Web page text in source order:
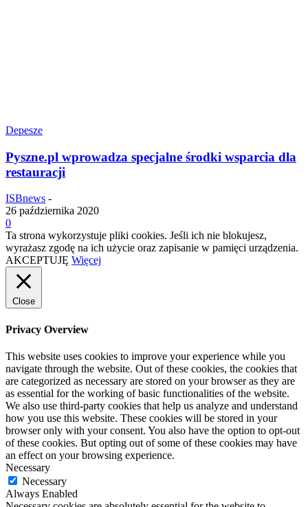
Depesze
Pyszne.pl wprowadza specjalne środki wsparcia dla
restauracji
ISBnews -
26 października 2020
0
Ta strona wykorzystuje pliki cookies. Jeśli ich nie blokujesz,
wyrażasz zgodę na ich użycie oraz zapisanie w pamięci urządzenia.
AKCEPTUJĘ Więcej
Close
Privacy Overview
This website uses cookies to improve your experience while you
navigate through the website. Out of these cookies, the cookies that
are categorized as necessary are stored on your browser as they are
as essential for the working of basic functionalities of the website.
We also use third-party cookies that help us analyze and understand
how you use this website. These cookies will be stored in your
browser only with your consent. You also have the option to opt-out
of these cookies. But opting out of some of these cookies may have
an effect on your browsing experience.
Necessary
Necessary
Always Enabled